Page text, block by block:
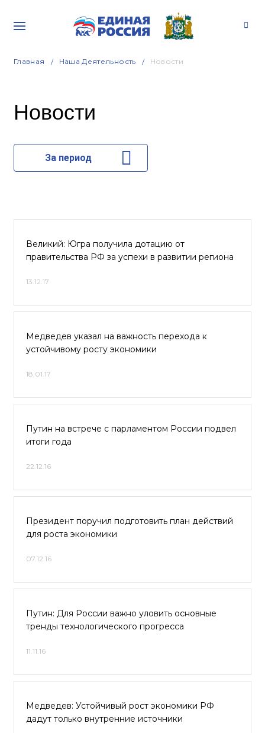
Главная Наша Деятельность Новости
Новости
За период
Великий: Югра получила дотацию от
правительства РФ за успехи в развитии региона
13.12.17
Медведев указал на важность перехода к
устойчивому росту экономики
18.01.17
Путин на встрече с парламентом России подвел
итоги года
22.12.16
Президент поручил подготовить план действий
для роста экономики
07.12.16
Путин: Для России важно уловить основные
тренды технологического прогресса
11.11.16
Медведев: Устойчивый рост экономики РФ
дадут только внутренние источники